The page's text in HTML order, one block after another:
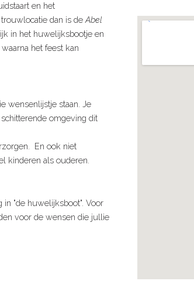
en het
dan is de Abel
in het huwelijksbootje en
het feest kan
wensenlijstje staan. Je
omgeving dit
En ook niet
kinderen als ouderen.
"de huwelijksboot". Voor
voor de wensen die jullie